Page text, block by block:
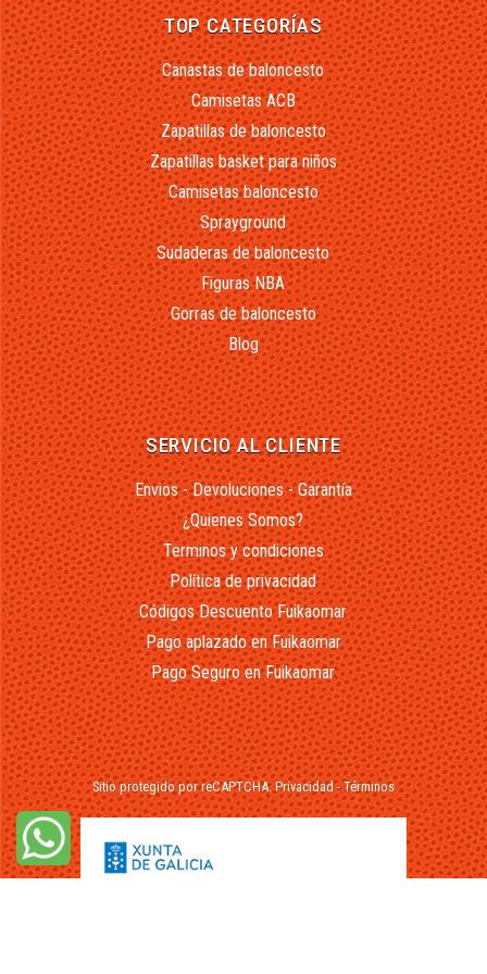
TOP CATEGORÍAS
Canastas de baloncesto
Camisetas ACB
Zapatillas de baloncesto
Zapatillas basket para niños
Camisetas baloncesto
Sprayground
Sudaderas de baloncesto
Figuras NBA
Gorras de baloncesto
Blog
SERVICIO AL CLIENTE
Envios - Devoluciones - Garantía
¿Quienes Somos?
Terminos y condiciones
Política de privacidad
Códigos Descuento Fuikaomar
Pago aplazado en Fuikaomar
Pago Seguro en Fuikaomar
Sitio protegido por reCAPTCHA.Privacidad-Términos